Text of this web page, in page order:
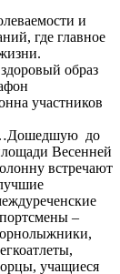
и
где главное
образ
участников
до
Весенней
встречают
–
учащиеся